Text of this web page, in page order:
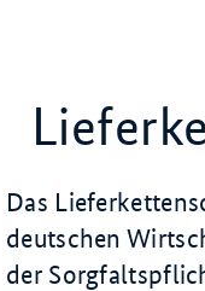
Das
deutschen
der